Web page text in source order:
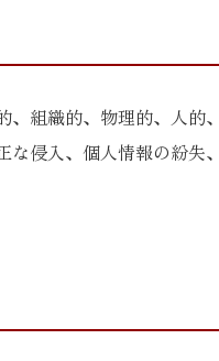
組織的、物理的、人的
侵入、個人情報の紛失